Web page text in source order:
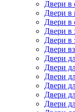
Двери в
Двери в
Двери в
Двери в
Двери в
Двери
Двери
Двери
Двери
Двери
Двери
Двери